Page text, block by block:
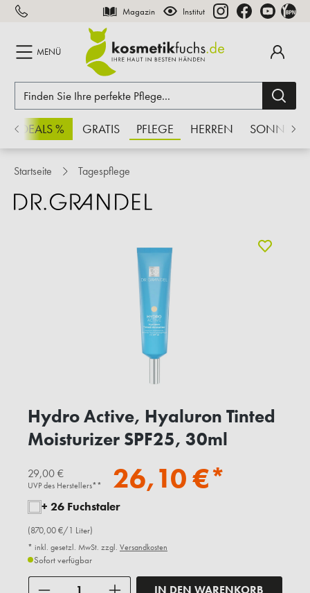
springen Magazin Institut
MENÜ
% GRATIS PFLEGE HERREN SONNE
Startseite Tagespflege
Hydro Active, Hyaluron Tinted
Moisturizer SPF25, 30ml
29,00 €
UVP des Herstellers** 26,10 €*
+ 26 Fuchstaler
(870,00 €/1 Liter)
* inkl. gesetzl. MwSt. zzgl. Versandkosten
Sofort verfügbar
IN DEN WARENKORB